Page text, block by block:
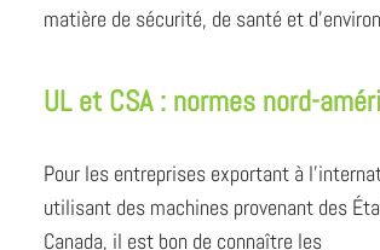
matière de sécurité, de santé et
UL et CSA : normes nord-
Pour les entreprises exportant à
utilisant des machines provenant des
Canada, il est bon de connaître les